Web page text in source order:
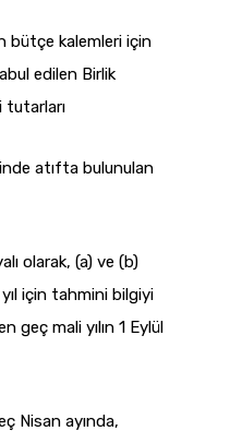
bütçe kalemleri için
edilen Birlik
atıfta bulunulan
olarak, (a) ve (b)
için tahmini bilgiyi
geç mali yılın 1 Eylül
Nisan ayında,